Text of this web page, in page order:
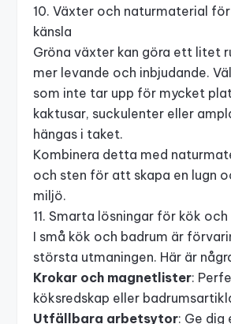
10. Växter och naturmaterial
känsla
Gröna växter kan göra ett litet
mer levande och inbjudande.
som inte tar upp för mycket
kaktusar, suckulenter eller
hängas i taket.
Kombinera detta med
och sten för att skapa en lugn
miljö.
11. Smarta lösningar för kök
I små kök och badrum är
största utmaningen. Här är
Krokar och magnetlister:
köksredskap eller
Utfällbara arbetsytor: Ge